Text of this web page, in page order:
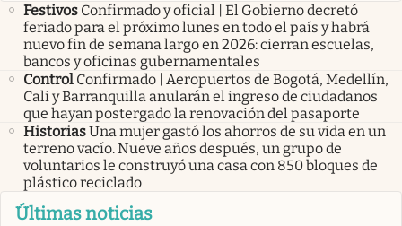
Festivos Confirmado y oficial | El Gobierno decretó
feriado para el próximo lunes en todo el país y habrá
nuevo fin de semana largo en 2026: cierran escuelas,
bancos y oficinas gubernamentales
Control Confirmado | Aeropuertos de Bogotá, Medellín,
Cali y Barranquilla anularán el ingreso de ciudadanos
que hayan postergado la renovación del pasaporte
HistoriasUna mujer gastó los ahorros de su vida en un
terreno vacío. Nueve años después, un grupo de
voluntarios le construyó una casa con 850 bloques de
plástico reciclado
Últimas noticias